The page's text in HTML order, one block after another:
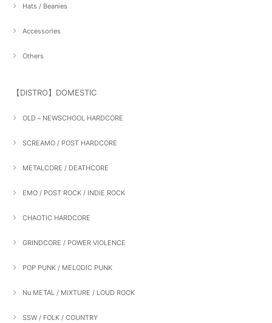
Hats / Beanies
Accessories
Others
【DISTRO】DOMESTIC
OLD～NEWSCHOOL HARDCORE
SCREAMO / POST HARDCORE
METALCORE / DEATHCORE
EMO / POST ROCK / INDIE ROCK
CHAOTIC HARDCORE
GRINDCORE / POWER VIOLENCE
POP PUNK / MELODIC PUNK
Nu METAL / MIXTURE / LOUD ROCK
SSW / FOLK / COUNTRY